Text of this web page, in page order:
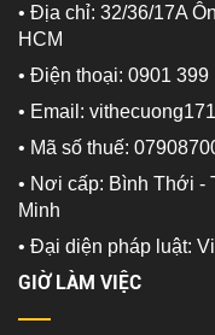
• Địa chỉ: 32/36/17A
HCM
• Điện thoại: 0901
• Email:
• Mã số thuế:
• Nơi cấp: Bình Thới -
Minh
• Đại diện pháp luật:
GIỜ LÀM VIỆC